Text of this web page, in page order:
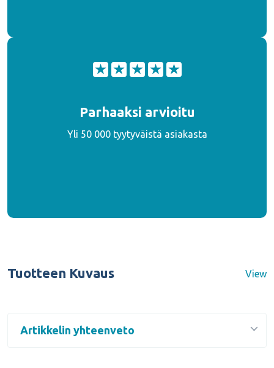
Parhaaksi arvioitu
Yli 50 000 tyytyväistä asiakasta
Tuotteen Kuvaus View
Artikkelin yhteenveto